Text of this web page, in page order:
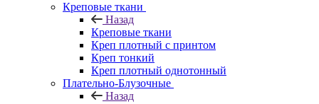
Креповые ткани
Назад
Креповые ткани
Креп плотный с принтом
Креп тонкий
Креп плотный однотонный
Плательно-Блузочные
Назад